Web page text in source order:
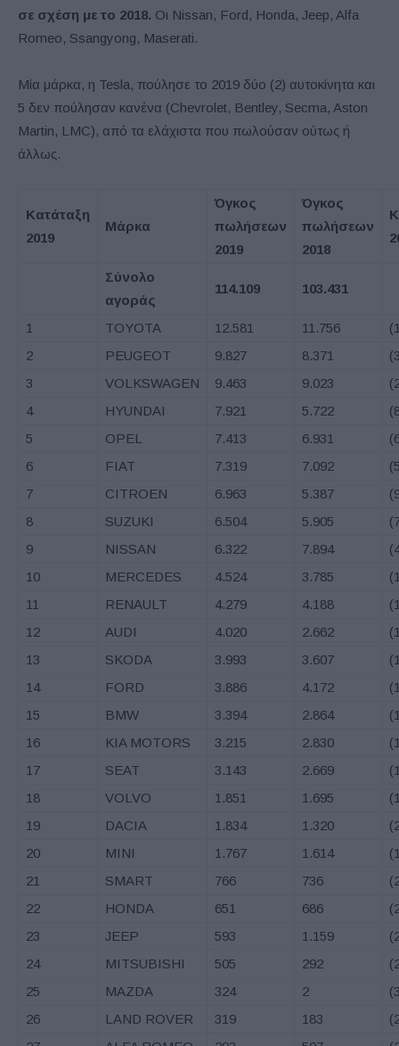
σε σχέση με το 2018. Οι Nissan, Ford, Honda, Jeep, Alfa
Romeo, Ssangyong, Maserati.
Μία μάρκα, η Tesla, πούλησε το 2019 δύο (2) αυτοκίνητα και
5 δεν πούλησαν κανένα (Chevrolet, Bentley, Secma, Aston
Martin, LMC), από τα ελάχιστα που πωλούσαν ούτως ή
άλλως.
Κατάταξη
2019
Μάρκα
Όγκος
πωλήσεων
2019
Όγκος
πωλήσεων
2018
Σύνολο
αγοράς
114.109 103.431
1 TOYOTA 12.581 11.756
2
PEUGEOT 9.827 8.371
3
VOLKSWAGEN 9.463 9.023
4
HYUNDAI 7.921 5.722
5
OPEL 7.413 6.931
6
FIAT 7.319 7.092
7
CITROEN 6.963 5.387
8
SUZUKI 6.504 5.905
9
NISSAN 6.322 7.894
10
MERCEDES 4.524 3.785
11
RENAULT 4.279 4.188
12
AUDI 4.020 2.662
13
SKODA 3.993 3.607
14
FORD 3.886 4.172
15
BMW 3.394 2.864
16
KIA MOTORS 3.215 2.830
17
SEAT 3.143 2.669
18
VOLVO 1.851 1.695
19
DACIA 1.834 1.320
20
MINI 1.767 1.614
21
SMART 766 736
22
HONDA 651 686
23
JEEP 593 1.159
24
MITSUBISHI 505 292
25
MAZDA 324 2
26
LAND ROVER 319 183